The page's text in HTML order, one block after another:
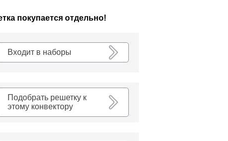
покупается отдельно!
Входит в наборы
Подобрать решетку к
этому конвектору